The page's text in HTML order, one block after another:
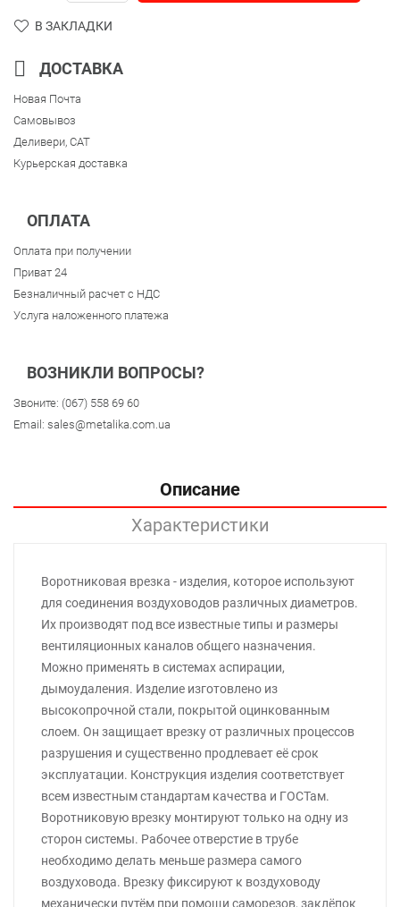
В ЗАКЛАДКИ
ДОСТАВКА
Новая Почта
Самовывоз
Деливери, CAT
Курьерская доставка
ОПЛАТА
Оплата при получении
Приват 24
Безналичный расчет с НДС
Услуга наложенного платежа
ВОЗНИКЛИ ВОПРОСЫ?
Звоните: (067) 558 69 60
Email: sales@metalika.com.ua
Описание
Характеристики
Воротниковая врезка - изделия, которое используют
для соединения воздуховодов различных диаметров.
Их производят под все известные типы и размеры
вентиляционных каналов общего назначения.
Можно применять в системах аспирации,
дымоудаления. Изделие изготовлено из
высокопрочной стали, покрытой оцинкованным
слоем. Он защищает врезку от различных процессов
разрушения и существенно продлевает её срок
эксплуатации. Конструкция изделия соответствует
всем известным стандартам качества и ГОСТам.
Воротниковую врезку монтируют только на одну из
сторон системы. Рабочее отверстие в трубе
необходимо делать меньше размера самого
воздуховода. Врезку фиксируют к воздуховоду
механически путём при помощи саморезов, заклёпок